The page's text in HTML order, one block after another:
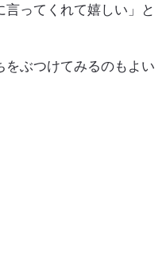
ってくれて嬉しい」と
をぶつけてみるのもよい